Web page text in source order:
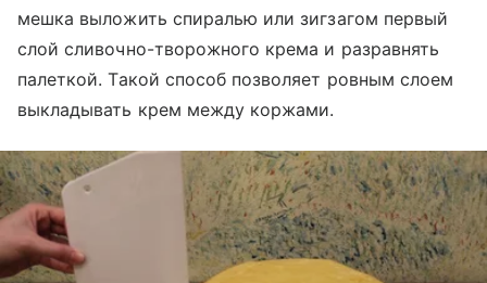
мешка выложить спиралью или зигзагом первый
слой сливочно-творожного крема и разравнять
палеткой. Такой способ позволяет ровным слоем
выкладывать крем между коржами.